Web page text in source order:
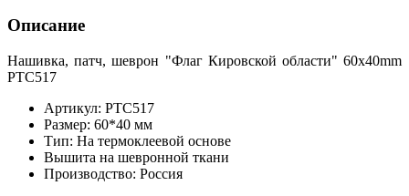
Описание
Нашивка, патч, шеврон "Флаг Кировской области" 60x40mm
PTC517
Артикул: PTC517
Размер: 60*40 мм
Тип: На термоклеевой основе
Вышита на шевронной ткани
Производство: Россия